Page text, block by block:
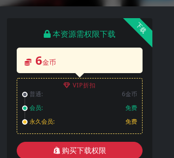
下载
本资源需权限下载
6金币
VIP折扣
普通:
6金币
会员:
免费
永久会员:
免费
购买下载权限